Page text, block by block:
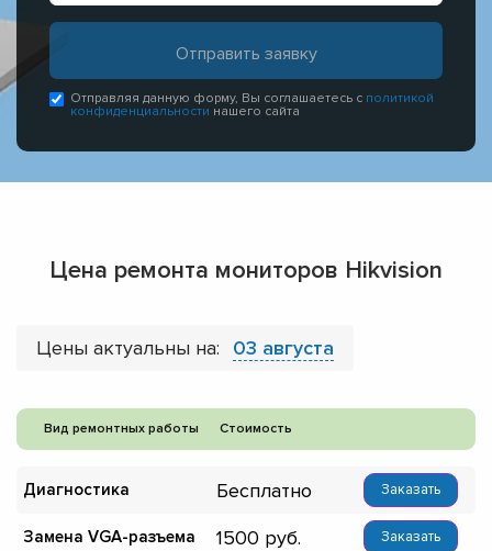
Отправляя данную форму, Вы соглашаетесь с политикой
конфиденциальности нашего сайта
Цена ремонта мониторов Hikvision
Цены актуальны на: 03 августа
Вид ремонтных работы Стоимость
Диагностика Бесплатно Заказать
Замена VGA-разъема 1500 Заказать